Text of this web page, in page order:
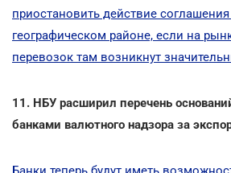
приостановить действие
географическом районе, если на
перевозок там возникнут
11. НБУ расширил перечень
банками валютного надзора за